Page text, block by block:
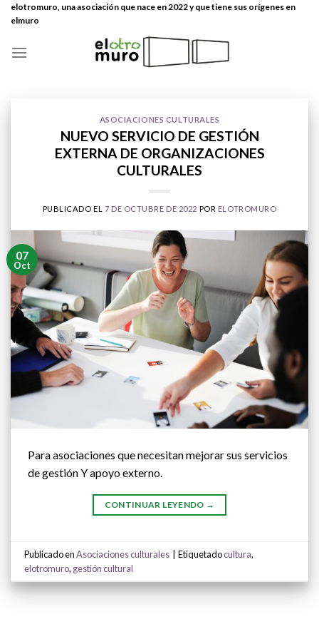
Skipelotromuro, una asociación que nace en 2022 y que tiene sus orígenes en
elmuro
ASOCIACIONES CULTURALES
NUEVO SERVICIO DE GESTIÓN
EXTERNA DE ORGANIZACIONES
CULTURALES
PUBLICADO EL 7 DE OCTUBRE DE 2022 POR ELOTROMURO
07
Oct
Para asociaciones que necesitan mejorar sus servicios
de gestión Y apoyo externo.
CONTINUAR LEYENDO →
Publicado enAsociaciones culturales Etiquetadocultura,
elotromuro, gestión cultural